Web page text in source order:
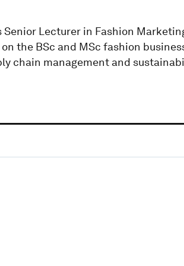
Senior Lecturer in Fashion
the BSc and MSc fashion
chain management and